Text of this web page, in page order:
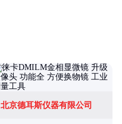
北京德耳斯仪器有限公司